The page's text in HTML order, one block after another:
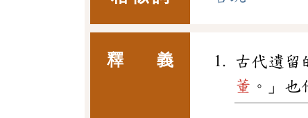
釋 義 古代遺留
董 。」也